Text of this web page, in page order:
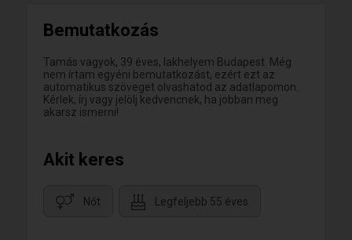
Bemutatkozás
Tamás vagyok, 39 éves, lakhelyem Budapest. Még
nem írtam egyéni bemutatkozást, ezért ezt az
automatikus szöveget olvashatod az adatlapomon.
Kérlek, írj vagy jelölj kedvencnek, ha jobban meg
akarsz ismerni!
Akit keres
Nőt Legfeljebb 55 éves